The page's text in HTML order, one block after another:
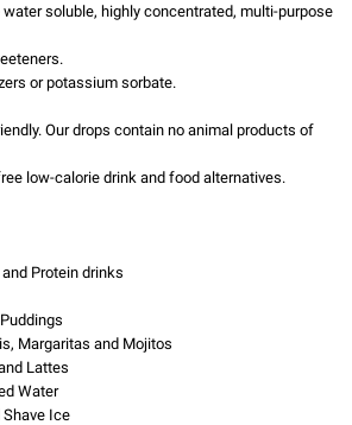
water soluble, highly concentrated, multi-purpose
or potassium sorbate.
Our drops contain no animal products of
low-calorie drink and food alternatives.
Protein drinks
Margaritas and Mojitos
Lattes
Water
Ice